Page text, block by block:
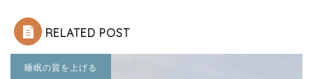
RELATED POST
睡眠の質を上げる